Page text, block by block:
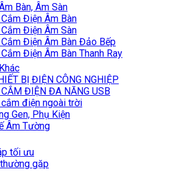
Bàn, Âm Sàn
Cắm Điện Âm Bàn
Cắm Điện Âm Sàn
Cắm Điện Âm Bàn Đảo Bếp
Cắm Điện Âm Bàn Thanh Ray
BỊ ĐIỆN CÔNG NGHIỆP
CẮM ĐIỆN ĐA NĂNG USB
cắm điện ngoài trời
Gen, Phụ Kiện
Âm Tường
tối ưu
gặp